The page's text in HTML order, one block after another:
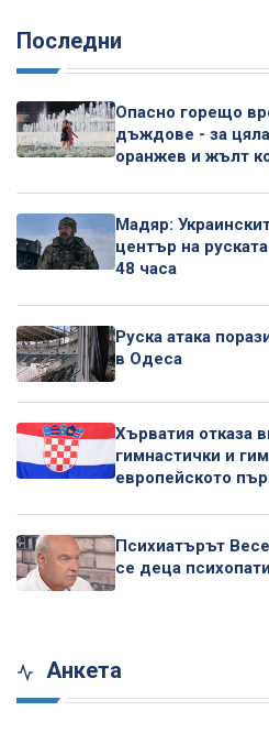
Последни
Опасно горещо
дъждове - за
оранжев и жълт
Мадяр:
център на
48 часа
Руска атака
в Одеса
Хърватия отказа
гимнастички и
европейското
Психиатърът
се деца психопати
Анкета